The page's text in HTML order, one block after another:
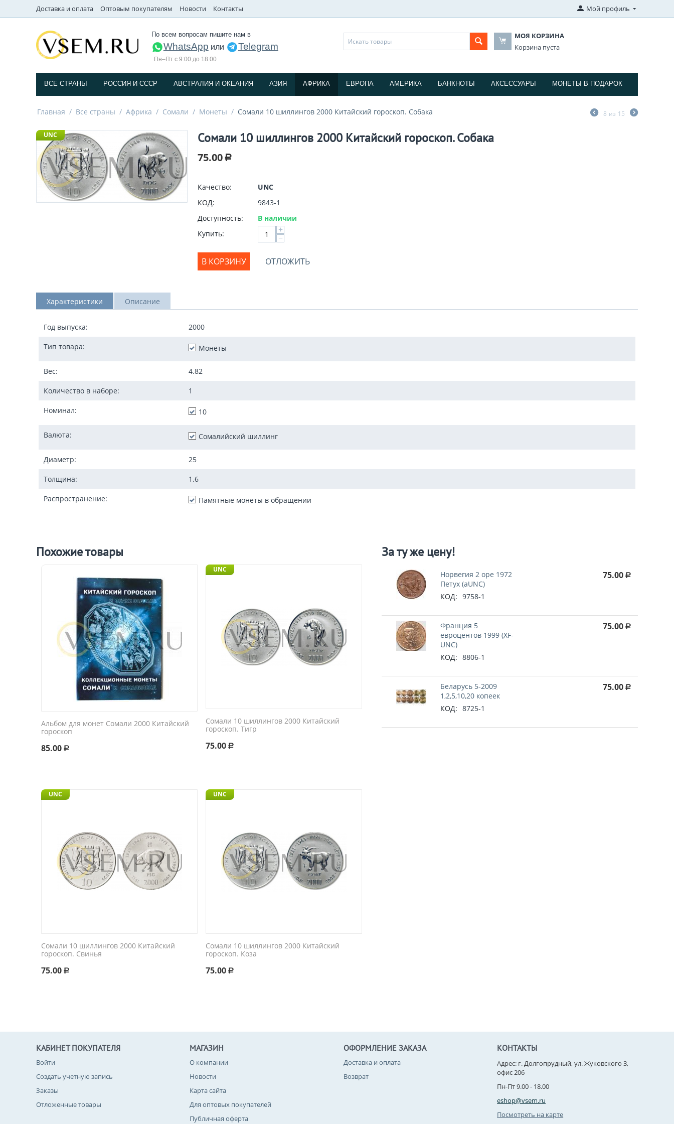
Доставка и оплата Оптовым покупателям Новости Контакты Мой профиль
По всем вопросам пишите нам в
WhatsApp или Telegram
Пн–Пт с 9:00 до 18:00
МОЯ КОРЗИНА
Корзина пуста
ВСЕ СТРАНЫ РОССИЯ И СССP АВСТРАЛИЯ И ОКЕАНИЯ АЗИЯ АФРИКА ЕВРОПА АМЕРИКА БАНКНОТЫ АКСЕССУАРЫ МОНЕТЫ В ПОДАРОК
Главная / Все страны / Африка / Сомали / Монеты / Сомали 10 шиллингов 2000 Китайский гороскоп. Собака 8 из 15
UNC Сомали 10 шиллингов 2000 Китайский гороскоп. Собака
75.00 Р
Качество:
UNC
КОД:
9843-1
Доступность:
В наличии
Купить:
+
−
В КОРЗИНУ ОТЛОЖИТЬ
Характеристики Описание
Год выпуска: 2000
Тип товара: Монеты
Вес: 4.82
Количество в наборе: 1
Номинал: 10
Валюта: Сомалийский шиллинг
Диаметр: 25
Толщина: 1.6
Распространение: Памятные монеты в обращении
Похожие товары
Альбом для монет Сомали 2000 Китайский
гороскоп
85.00 Р
UNC
Сомали 10 шиллингов 2000 Китайский
гороскоп. Тигр
75.00 Р
UNC
Сомали 10 шиллингов 2000 Китайский
гороскоп. Свинья
75.00 Р
UNC
Сомали 10 шиллингов 2000 Китайский
гороскоп. Коза
75.00 Р
За ту же цену!
Норвегия 2 оре 1972
Петух (aUNC)
КОД: 9758-1
75.00 Р
Франция 5
евроцентов 1999 (XF-
UNC)
КОД: 8806-1
75.00 Р
Беларусь 5-2009
1,2,5,10,20 копеек
КОД: 8725-1
75.00 Р
КАБИНЕТ ПОКУПАТЕЛЯ
Войти
Создать учетную запись
Заказы
Отложенные товары
МАГАЗИН
О компании
Новости
Карта сайта
Для оптовых покупателей
Публичная оферта
ОФОРМЛЕНИЕ ЗАКАЗА
Доставка и оплата
Возврат
КОНТАКТЫ
Адрес: г. Долгопрудный, ул. Жуковского 3,
офис 206
Пн-Пт 9.00 - 18.00
eshop@vsem.ru
Посмотреть на карте